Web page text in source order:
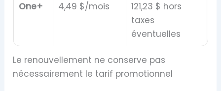
One+ 4,49 $/mois
121,23 $ hors
taxes
éventuelles
Le renouvellement ne conserve pas
nécessairement le tarif promotionnel